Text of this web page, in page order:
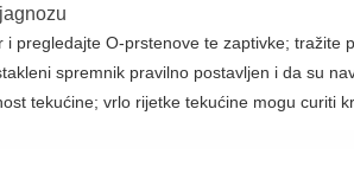
i pregledajte O-prstenove te zaptivke; tražite
spremnik pravilno postavljen i da su
tekućine; vrlo rijetke tekućine mogu curiti